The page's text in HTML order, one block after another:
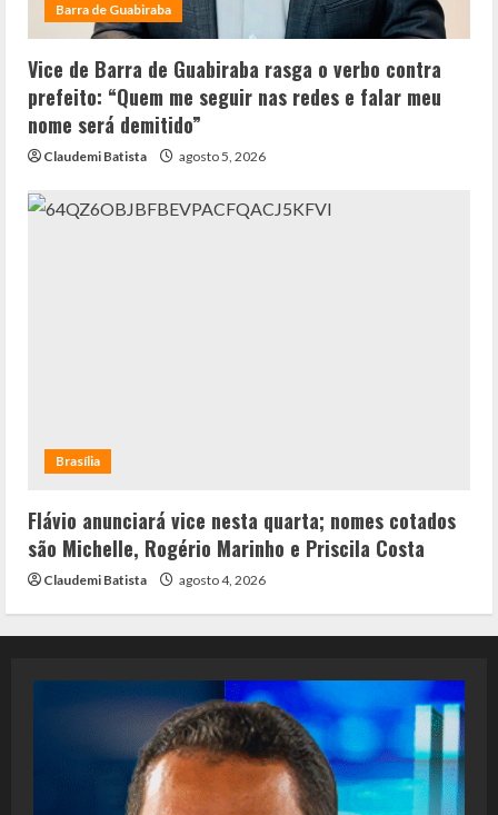
Barra de Guabiraba
Vice de Barra de Guabiraba rasga o verbo contra
prefeito: “Quem me seguir nas redes e falar meu
nome será demitido”
Claudemi Batista agosto 5, 2026
Brasília
Flávio anunciará vice nesta quarta; nomes cotados
são Michelle, Rogério Marinho e Priscila Costa
Claudemi Batista agosto 4, 2026